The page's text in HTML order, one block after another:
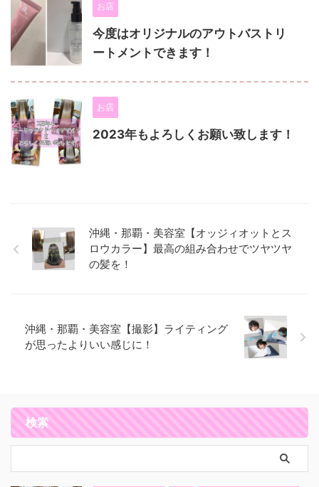
お店
今度はオリジナルのアウトバストリ
ートメントできます！
お店
2023年もよろしくお願い致します！
沖縄・那覇・美容室【オッジィオットとス
ロウカラー】最高の組み合わせでツヤツヤ
の髪を！
沖縄・那覇・美容室【撮影】ライティング
が思ったよりいい感じに！
検索